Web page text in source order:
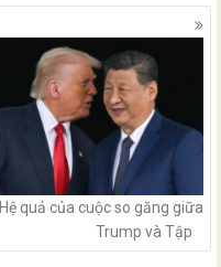
Hệ quả của cuộc so găng giữa
Trump và Tập